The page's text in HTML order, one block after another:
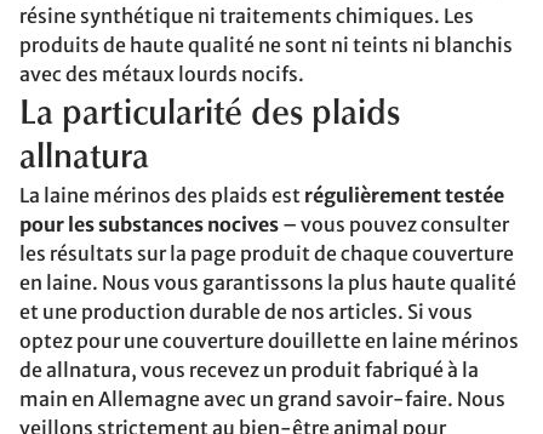
résine synthétique ni traitements chimiques. Les
produits de haute qualité ne sont ni teints ni blanchis
avec des métaux lourds nocifs.
La particularité des plaids
allnatura
La laine mérinos des plaids est régulièrement testée
pour les substances nocives – vous pouvez consulter
les résultats sur la page produit de chaque couverture
en laine. Nous vous garantissons la plus haute qualité
et une production durable de nos articles. Si vous
optez pour une couverture douillette en laine mérinos
de allnatura, vous recevez un produit fabriqué à la
main en Allemagne avec un grand savoir-faire. Nous
veillons strictement au bien-être animal pour